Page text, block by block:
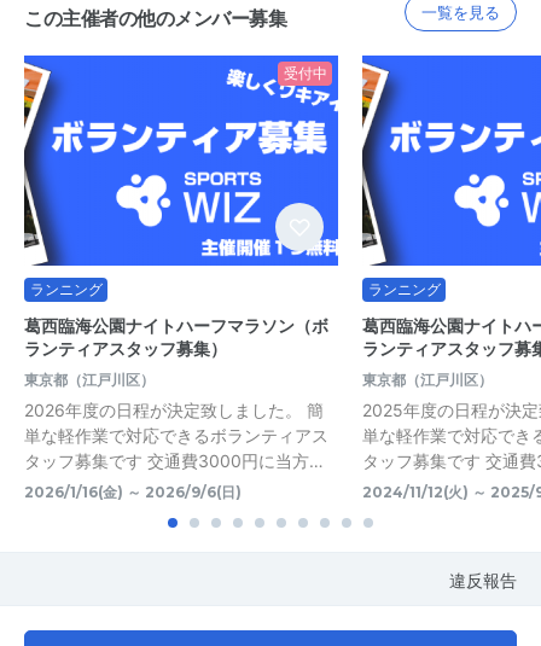
この主催者の他のメンバー募集 一覧を見る
受付中
ランニング
葛西臨海公園ナイトハーフマラソン（ボ
ランティアスタッフ募集）
東京都（江戸川区）
2026年度の日程が決定致しました。 簡
単な軽作業で対応できるボランティアス
タッフ募集です 交通費3000円に当方…
2026/1/16(金) ～ 2026/9/6(日)
ランニング
葛西臨海公園ナイトハ
ランティアスタッフ募
東京都（江戸川区）
2025年度の日程が決
単な軽作業で対応でき
タッフ募集です 交通
2024/11/12(火) ～ 2025/
違反報告